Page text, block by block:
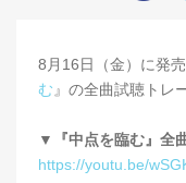
8月16日（金）に発
む』の全曲試聴トレ
▼『中点を臨む』全
https://youtu.be/